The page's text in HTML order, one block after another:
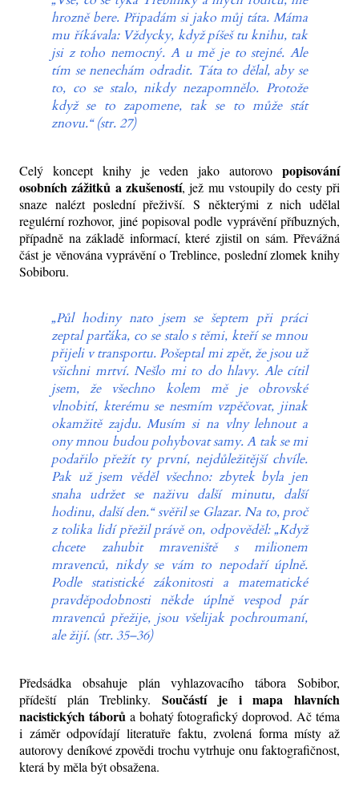
hrozně bere. Připadám si jako můj táta. Máma
mu říkávala: Vždycky, když píšeš tu knihu, tak
jsi z toho nemocný. A u mě je to stejné. Ale
tím se nenechám odradit. Táta to dělal, aby se
to, co se stalo, nikdy nezapomnělo. Protože
když se to zapomene, tak se to může stát
znovu.“ (str. 27)
Celý koncept knihy je veden jako autorovo popisování
osobních zážitků a zkušeností, jež mu vstoupily do cesty při
snaze nalézt poslední přeživší. S některými z nich udělal
regulérní rozhovor, jiné popisoval podle vyprávění příbuzných,
případně na základě informací, které zjistil on sám. Převážná
část je věnována vyprávění o Treblince, poslední zlomek knihy
Sobiboru.
„Půl hodiny nato jsem se šeptem při práci
zeptal parťáka, co se stalo s těmi, kteří se mnou
přijeli v transportu. Pošeptal mi zpět, že jsou už
všichni mrtví. Nešlo mi to do hlavy. Ale cítil
jsem, že všechno kolem mě je obrovské
vlnobití, kterému se nesmím vzpěčovat, jinak
okamžitě zajdu. Musím si na vlny lehnout a
ony mnou budou pohybovat samy. A tak se mi
podařilo přežít ty první, nejdůležitější chvíle.
Pak už jsem věděl všechno: zbytek byla jen
snaha udržet se naživu další minutu, další
hodinu, další den.“ svěřil se Glazar. Na to, proč
z tolika lidí přežil právě on, odpověděl: „Když
chcete zahubit mraveniště s milionem
mravenců, nikdy se vám to nepodaří úplně.
Podle statistické zákonitosti a matematické
pravděpodobnosti někde úplně vespod pár
mravenců přežije, jsou všelijak pochroumaní,
ale žijí. (str. 35–36)
Předsádka obsahuje plán vyhlazovacího tábora Sobibor,
přídeští plán Treblinky.
Součástí je i mapa hlavních
nacistických táborů a bohatý fotografický doprovod. Ač téma
i záměr odpovídají literatuře faktu, zvolená forma místy až
autorovy deníkové zpovědi trochu vytrhuje onu faktografičnost,
která by měla být obsažena.